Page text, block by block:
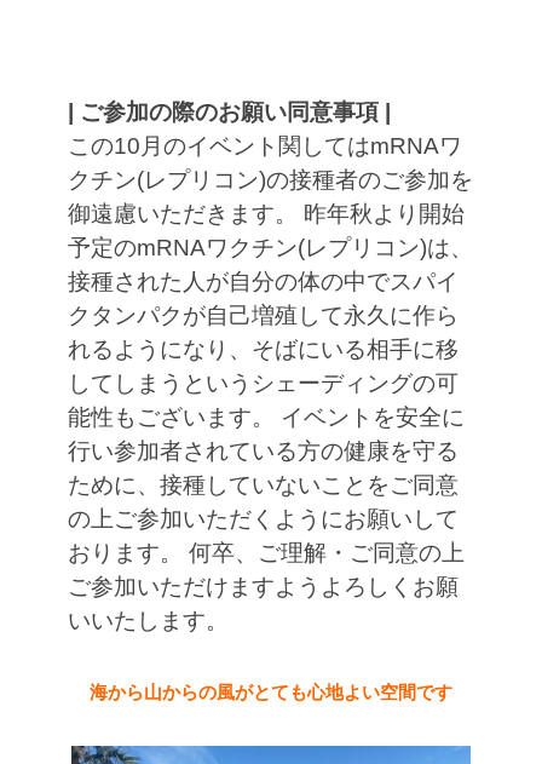
| ご参加の際のお願い同意事項 |
この10月のイベント関してはmRNAワ
クチン(レプリコン)の接種者のご参加を
御遠慮いただきます。 昨年秋より開始
予定のmRNAワクチン(レプリコン)は、
接種された人が自分の体の中でスパイ
クタンパクが自己増殖して永久に作ら
れるようになり、そばにいる相手に移
してしまうというシェーディングの可
能性もございます。 イベントを安全に
行い参加者されている方の健康を守る
ために、接種していないことをご同意
の上ご参加いただくようにお願いして
おります。 何卒、ご理解・ご同意の上
ご参加いただけますようよろしくお願
いいたします。
海から山からの風がとても心地よい空間です